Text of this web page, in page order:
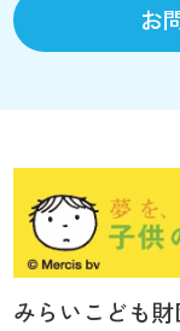
お
みらいこども